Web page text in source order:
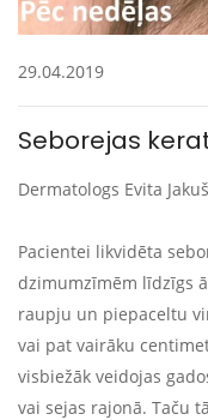
29.04.2019
Seborejas
Dermatologs Evita
Pacientei likvidēta
dzimumzīmēm līdzīgs
raupju un piepaceltu
vai pat vairāku
visbiežāk veidojas
vai sejas rajonā. Taču